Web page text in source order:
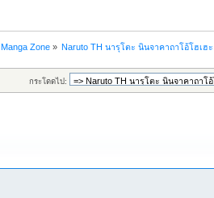
Manga Zone» Naruto TH นารุโตะ นินจาคาถาโอ้โฮเฮ
กระโดดไป: